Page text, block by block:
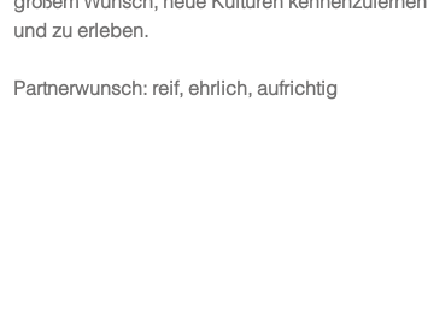
und zu erleben.
Partnerwunsch: reif, ehrlich, aufrichtig